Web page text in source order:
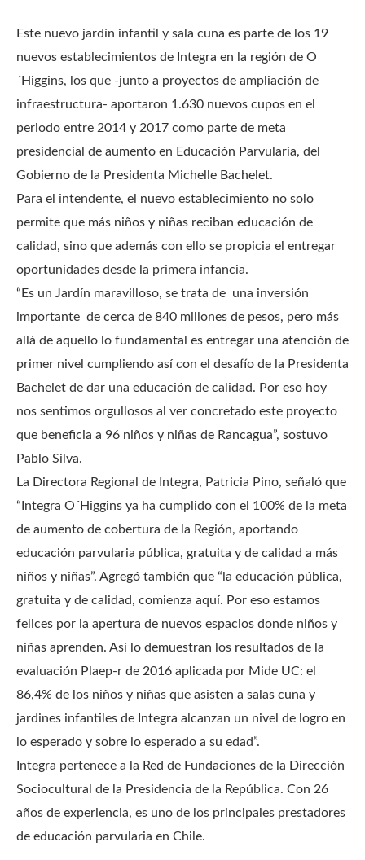
Este nuevo jardín infantil y sala cuna es parte de los 19
nuevos establecimientos de Integra en la región de O
´Higgins, los que -junto a proyectos de ampliación de
infraestructura- aportaron 1.630 nuevos cupos en el
periodo entre 2014 y 2017 como parte de meta
presidencial de aumento en Educación Parvularia, del
Gobierno de la Presidenta Michelle Bachelet.
Para el intendente, el nuevo establecimiento no solo
permite que más niños y niñas reciban educación de
calidad, sino que además con ello se propicia el entregar
oportunidades desde la primera infancia.
“Es un Jardín maravilloso, se trata de una inversión
importante de cerca de 840 millones de pesos, pero más
allá de aquello lo fundamental es entregar una atención de
primer nivel cumpliendo así con el desafío de la Presidenta
Bachelet de dar una educación de calidad. Por eso hoy
nos sentimos orgullosos al ver concretado este proyecto
que beneficia a 96 niños y niñas de Rancagua”, sostuvo
Pablo Silva.
La Directora Regional de Integra, Patricia Pino, señaló que
“Integra O´Higgins ya ha cumplido con el 100% de la meta
de aumento de cobertura de la Región, aportando
educación parvularia pública, gratuita y de calidad a más
niños y niñas”. Agregó también que “la educación pública,
gratuita y de calidad, comienza aquí. Por eso estamos
felices por la apertura de nuevos espacios donde niños y
niñas aprenden. Así lo demuestran los resultados de la
evaluación Plaep-r de 2016 aplicada por Mide UC: el
86,4% de los niños y niñas que asisten a salas cuna y
jardines infantiles de Integra alcanzan un nivel de logro en
lo esperado y sobre lo esperado a su edad”.
Integra pertenece a la Red de Fundaciones de la Dirección
Sociocultural de la Presidencia de la República. Con 26
años de experiencia, es uno de los principales prestadores
de educación parvularia en Chile.